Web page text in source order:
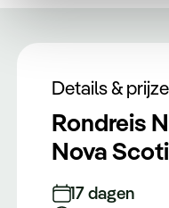
Details &
Rondreis
Nova
17 dagen